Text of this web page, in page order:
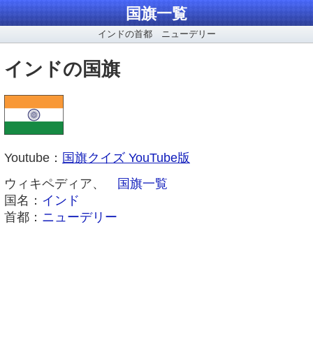
国旗一覧
インドの首都 ニューデリー
インドの国旗
Youtube： 国旗クイズ YouTube版
ウィキペディア、
国旗一覧
国名： インド
首都： ニューデリー